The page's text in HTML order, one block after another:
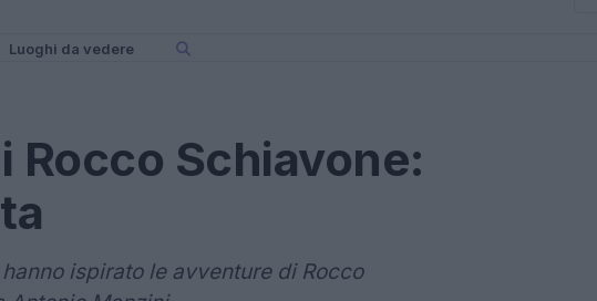
Luoghi da vedere
Rocco Schiavone:
ispirato le avventure di Rocco